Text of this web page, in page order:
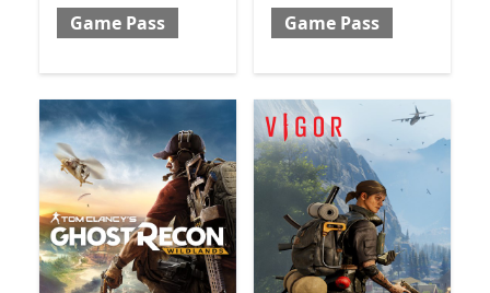
Game Pass Game Pass